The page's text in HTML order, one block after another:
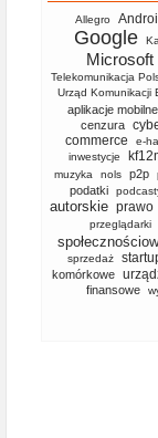
Allegro
Google
Microsoft
Telekomunikacja
Urząd Komunikacji
aplikacje mobilne
cenzura
commerce
e-
inwestycje
muzyka nols p2p
podatki
autorskie prawo
przeglądarki
sprzedaż
komórkowe
finansowe